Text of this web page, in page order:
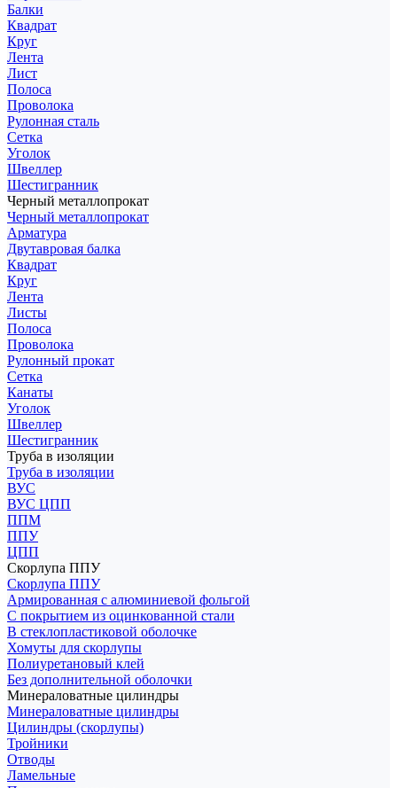
Балки
Квадрат
Круг
Лента
Лист
Полоса
Проволока
Рулонная сталь
Сетка
Уголок
Швеллер
Шестигранник
Черный металлопрокат
Черный металлопрокат
Арматура
Двутавровая балка
Квадрат
Круг
Лента
Листы
Полоса
Проволока
Рулонный прокат
Сетка
Канаты
Уголок
Швеллер
Шестигранник
Труба в изоляции
Труба в изоляции
ВУС
ВУС ЦПП
ППМ
ППУ
ЦПП
Скорлупа ППУ
Скорлупа ППУ
Армированная с алюминиевой фольгой
С покрытием из оцинкованной стали
В стеклопластиковой оболочке
Хомуты для скорлупы
Полиуретановый клей
Без дополнительной оболочки
Минераловатные цилиндры
Минераловатные цилиндры
Цилиндры (скорлупы)
Тройники
Отводы
Ламельные